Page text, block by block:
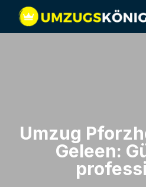
Umzug
Geleen: